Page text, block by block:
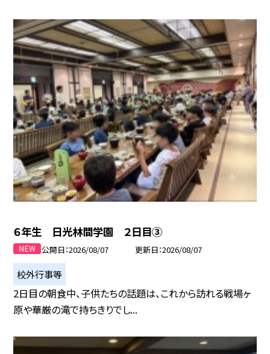
６年生 日光林間学園 ２日目③
公開日 2026/08/07 更新日 2026/08/07
校外行事等
2日目の朝食中、子供たちの話題は、これから訪れる戦場ヶ
原や華厳の滝で持ちきりでし...